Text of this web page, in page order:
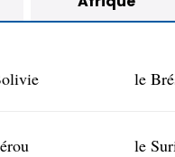
le
le